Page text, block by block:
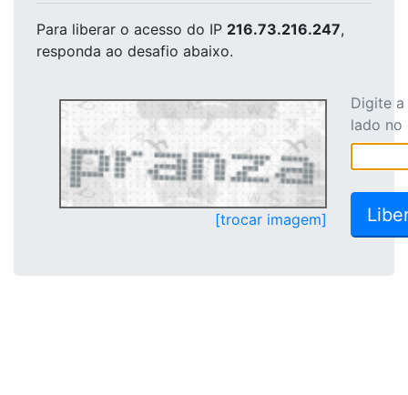
Para liberar o acesso do IP 216.73.216.247,
responda ao desafio abaixo.
[trocar imagem]
Digite
lado no